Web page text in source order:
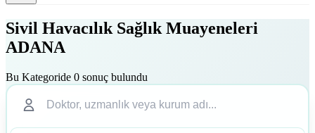
Sivil Havacılık Sağlık Muayeneleri
ADANA
Bu Kategoride 0 sonuç bulundu